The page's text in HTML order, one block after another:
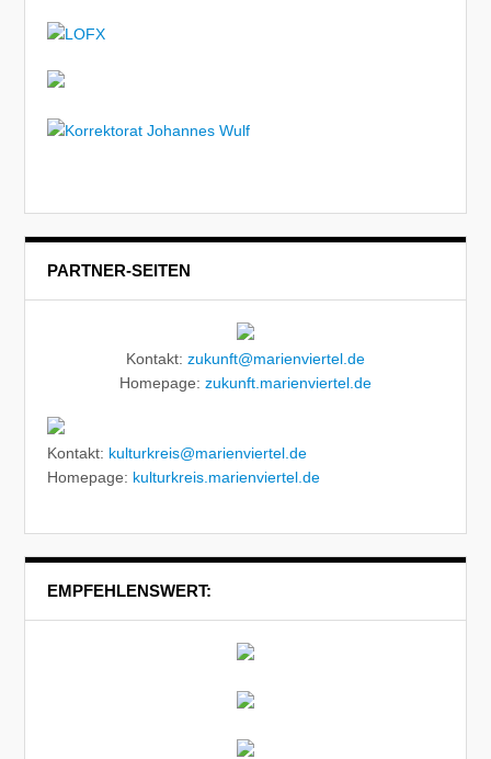
PARTNER-SEITEN
Kontakt: zukunft@marienviertel.de
Homepage: zukunft.marienviertel.de
Kontakt: kulturkreis@marienviertel.de
Homepage: kulturkreis.marienviertel.de
EMPFEHLENSWERT: